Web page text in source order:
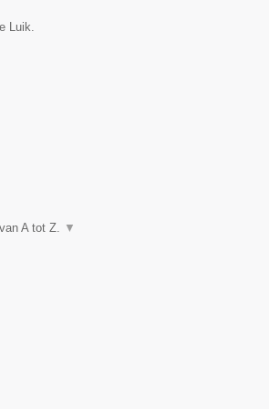
Luik.
A tot Z. ▼